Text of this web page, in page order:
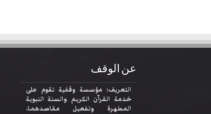
عن الوقف
التعريف: مؤسسة وقفية تقوم على
خدمة القرآن الكريم والسنة النبوية
المطهرة وتفعيل مقاصدهما،